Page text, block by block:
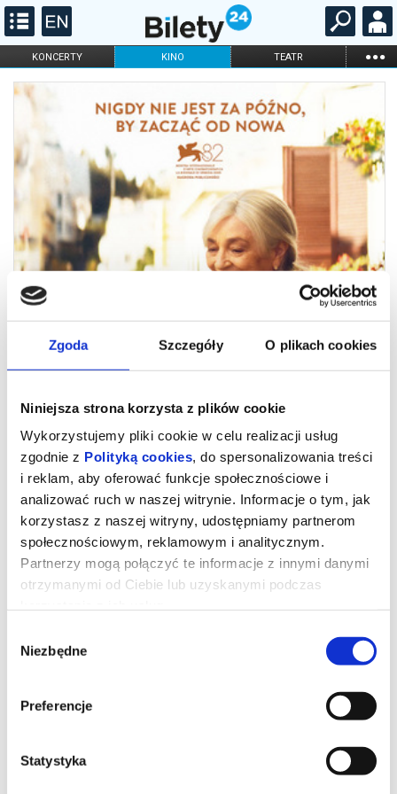
Zgoda Szczegóły O plikach cookies
Niniejsza strona korzysta z plików cookie
Wykorzystujemy pliki cookie w celu realizacji usług
zgodnie z Polityką cookies, do spersonalizowania treści
i reklam, aby oferować funkcje społecznościowe i
analizować ruch w naszej witrynie. Informacje o tym, jak
korzystasz z naszej witryny, udostępniamy partnerom
społecznościowym, reklamowym i analitycznym.
Partnerzy mogą połączyć te informacje z innymi danymi
otrzymanymi od Ciebie lub uzyskanymi podczas
zgody
Niezbędne
Preferencje
Statystyka
KONCERTY KINO TEATR ...
FILHARMONIA OPERA I BALET
ONLINE KARNETY
DRUGIE ŻYCIE
María Ángeles od czterdziestu lat mieszka w słonecznym
apartamencie w sercu marokańskiego Tangeru. To miejsce, które
pamięta jej miłość, codzienne rytuały i całe życie zapisane w
opuszczenia swojego domu, nie potrafi się z tym pogodzić – bo
dom to nie tylko adres, lecz część tożsamości. To, co początkowo
wydaje się bolesną koniecznością, nieoczekiwanie stanie się
niespodziewaną miłość.